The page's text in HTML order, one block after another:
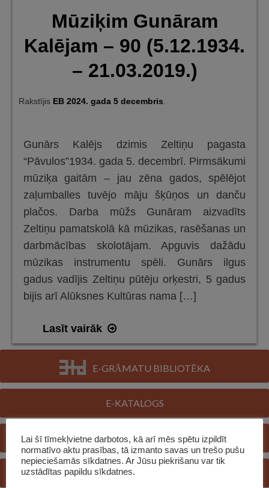
“Alūksnes
novadpētniecība”
Mūziķim Gunāram
Kalējam – 90 (5.12.1934.
– 21.03.2019.)
Rakstījis EB 2024. gada 5 decembris.
Gunārs Kalējs dzimis Zeltiņu pagasta
“Pāvulos”1934. gada 5. decembrī. Pirmsākumi
mūziķa gaitām – jau zēna gados, spēlējot
zaļumballes tuvējo māju šķūņos un danču
plačos. Darba mūžs Gunāram aizvadīts
Zeltiņu pamatskolā kā mūzikas, rasēšanas un
darbmācības skolotājam. Apguvis dažādu
mūzikas instrumentu spēli. Gunārs ilgus
gadus vadījis Zeltiņu pūtēju orķestri, 5 gadus
bijis arī Alūksnes Kultūras nama […]
Lasīt vairāk
Gunāram
(5.12.1934.
21.03.2019.)
E-GRĀMATU BIBLIOTĒKA
E-KATALOGS
REĢISTRĒTIES BIBLIOTĒKĀ
JAUTĀ BIBLIOTEKĀRAM
Lai šī tīmekļvietne darbotos, kā arī mēs spētu izpildīt
normatīvo aktu prasības, tā izmanto savas un trešo pušu
nepieciešamās sīkdatnes. Ar Jūsu piekrišanu var tik
uzstādītas papildu sīkdatnes.